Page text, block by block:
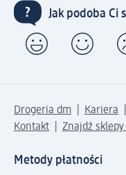
Jak podoba Ci
Drogeria dm Kariera
Kontakt
Znajdź
Metody płatności